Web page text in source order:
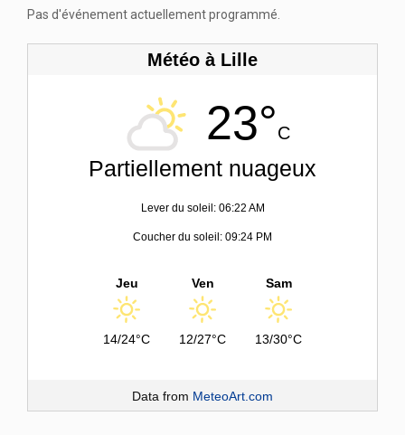
Pas d'événement actuellement programmé.
Météo à Lille
23°C
Partiellement nuageux
Lever du soleil: 06:22 AM
Coucher du soleil: 09:24 PM
Jeu
14/24°C
Ven
12/27°C
Sam
13/30°C
Data from MeteoArt.com